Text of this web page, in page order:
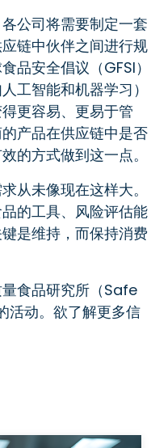
公司将需要制定一套
链中伙伴之间进行规
品安全倡议（GFSI）
工智能和机器学习）
更容易、更易于管
产品在供应链中是否
的方式做到这一点。
从未像现在这样大。
的工具、风险评估能
是维持，而保持消费
食品研究所（Safe
动。欲了解更多信